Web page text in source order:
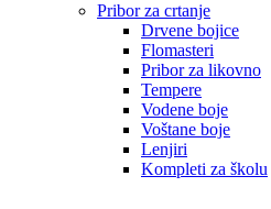
Pribor za crtanje
Drvene bojice
Flomasteri
Pribor za likovno
Tempere
Vodene boje
Voštane boje
Lenjiri
Kompleti za školu